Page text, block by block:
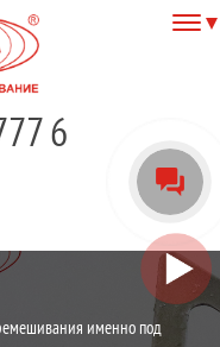
6
именно под